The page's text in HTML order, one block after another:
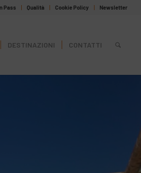
Pass Qualità Cookie Policy Newsletter
DESTINAZIONI CONTATTI